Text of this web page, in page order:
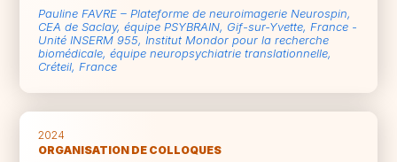
Pauline FAVRE – Plateforme de neuroimagerie Neurospin,
CEA de Saclay, équipe PSYBRAIN, Gif-sur-Yvette, France -
Unité INSERM 955, Institut Mondor pour la recherche
biomédicale, équipe neuropsychiatrie translationnelle,
Créteil, France
2024
ORGANISATION DE COLLOQUES